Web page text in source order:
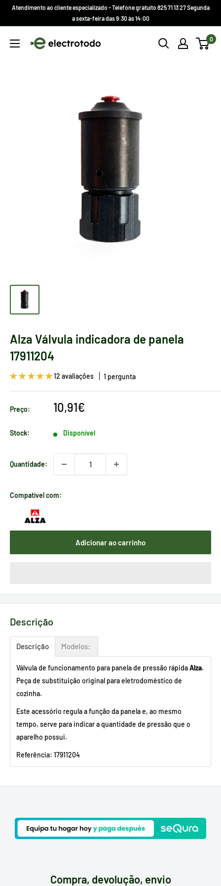
Atendimento ao cliente especializado - Telefone gratuito 825 71 13 27 Segunda
a sexta-feira das 9:30 às 14:00
Electrotodo.es 0
Alza Válvula indicadora de panela
17911204
12 avaliações 1 pergunta
Preço:
Preço
venda
10,91€
Stock: Disponível
Quantidade:
Compatível com:
Adicionar ao carrinho
Descrição
Descrição Modelos:
Válvula de funcionamento para panela de pressão rápidaAlza.
Peça de substituição original para eletrodoméstico de
cozinha.
Este acessório regula a função da panela e, ao mesmo
tempo, serve para indicar a quantidade de pressão que o
aparelho possui.
Referência: 17911204
Compra, devolução, envio